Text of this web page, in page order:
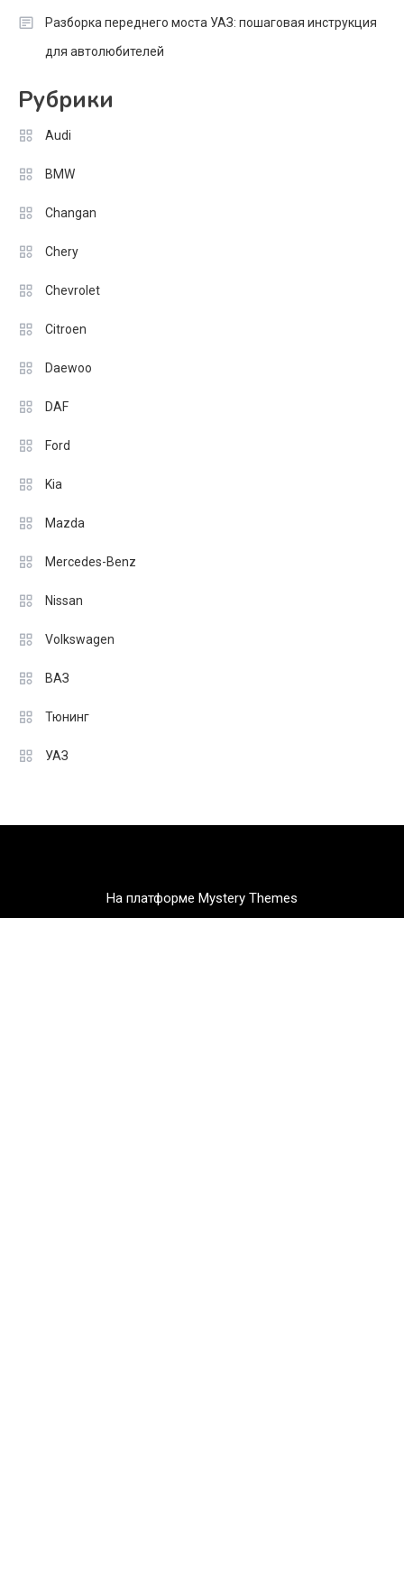
Разборка переднего моста УАЗ: пошаговая инструкция
для автолюбителей
Рубрики
Audi
BMW
Changan
Chery
Chevrolet
Citroen
Daewoo
DAF
Ford
Kia
Mazda
Mercedes-Benz
Nissan
Volkswagen
ВАЗ
Тюнинг
УАЗ
На платформе Mystery Themes